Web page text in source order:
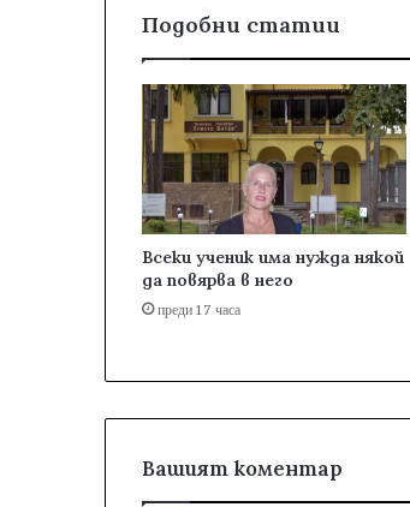
Подобни статии
Всеки ученик има нужда някой
да повярва в него
преди 17 часа
Вашият коментар